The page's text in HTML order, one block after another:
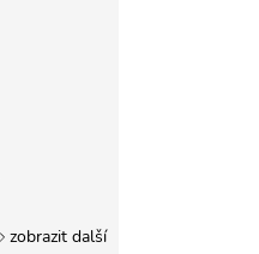
zobrazit další